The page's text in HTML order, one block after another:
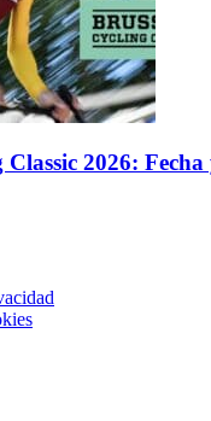
Classic 2026: